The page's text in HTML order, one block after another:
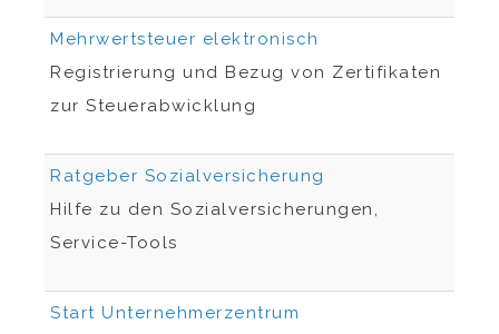
Mehrwertsteuer elektronisch
Registrierung und Bezug von Zertifikaten
zur Steuerabwicklung
Ratgeber Sozialversicherung
Hilfe zu den Sozialversicherungen,
Service-Tools
Start Unternehmerzentrum